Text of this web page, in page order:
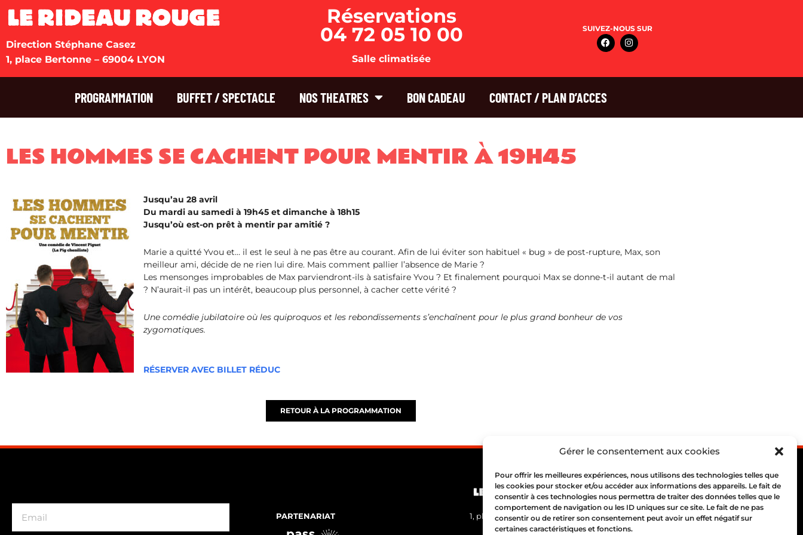
Gérer le consentement aux cookies
Pour offrir les meilleures expériences, nous utilisons des technologies telles que
les cookies pour stocker et/ou accéder aux informations des appareils. Le fait de
consentir à ces technologies nous permettra de traiter des données telles que le
comportement de navigation ou les ID uniques sur ce site. Le fait de ne pas
consentir ou de retirer son consentement peut avoir un effet négatif sur
certaines caractéristiques et fonctions.
Direction Stéphane Casez
1, place Bertonne – 69004 LYON
Réservations
04 72 05 10 00
Salle climatisée
SUIVEZ-NOUS SUR
PROGRAMMATION BUFFET / SPECTACLE NOS THEATRES BON CADEAU CONTACT / PLAN D’ACCES
LES HOMMES SE CACHENT POUR MENTIR ​À 19H45
Jusqu’au 28 avril
Du mardi au samedi à 19h45 et dimanche à 18h15
Jusqu’où est-on prêt à mentir par amitié ?
Marie a quitté Yvou et… il est le seul à ne pas être au courant. Afin de lui éviter son habituel « bug » de post-rupture, Max, son
meilleur ami, décide de ne rien lui dire. Mais comment pallier l’absence de Marie ?
Les mensonges improbables de Max parviendront-ils à satisfaire Yvou ? Et finalement pourquoi Max se donne-t-il autant de mal
? N’aurait-il pas un intérêt, beaucoup plus personnel, à cacher cette vérité ?
Une comédie jubilatoire où les quiproquos et les rebondissements s’enchaînent pour le plus grand bonheur de vos
zygomatiques.
RÉSERVER AVEC BILLET RÉDUC
RETOUR À LA PROGRAMMATION
PARTENARIAT
1, place Bertone 69004 Lyon
04 72 05 10 00